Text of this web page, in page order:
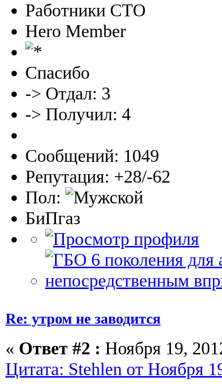
Работники СТО
Hero Member
Спасибо
-> Отдал: 3
-> Получил: 4
Сообщений: 1049
Репутация: +28/-62
Пол:
БиПгаз
Re: утром не заводится
« Ответ #2 : Ноября 19,
Цитата: Stehlen от Ноября